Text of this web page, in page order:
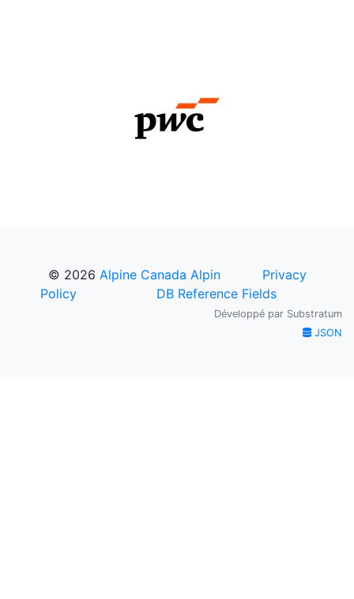
© 2026 Alpine Canada Alpin
Privacy
Policy
DB Reference Fields
Développé par Substratum
JSON